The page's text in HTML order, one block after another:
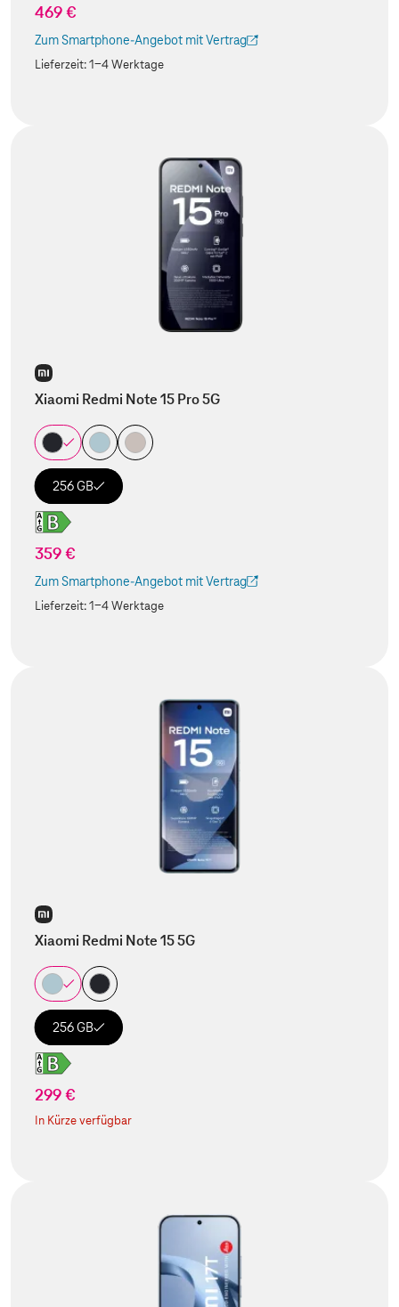
469 €
Zum Smartphone-Angebot mit Vertrag
(Der Link wird in einem neuen Tab geöffnet)
Lieferzeit:1-4 Werktage
Xiaomi Redmi Note 15 Pro 5G
256 GB
359 €
Zum Smartphone-Angebot mit Vertrag
(Der Link wird in einem neuen Tab geöffnet)
Lieferzeit:1-4 Werktage
Xiaomi Redmi Note 15 5G
256 GB
299 €
In Kürze verfügbar